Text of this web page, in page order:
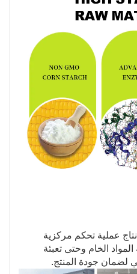
عملية تحكم مركزية
الخام وحتى تعبئة
لضمان جودة المنتج.